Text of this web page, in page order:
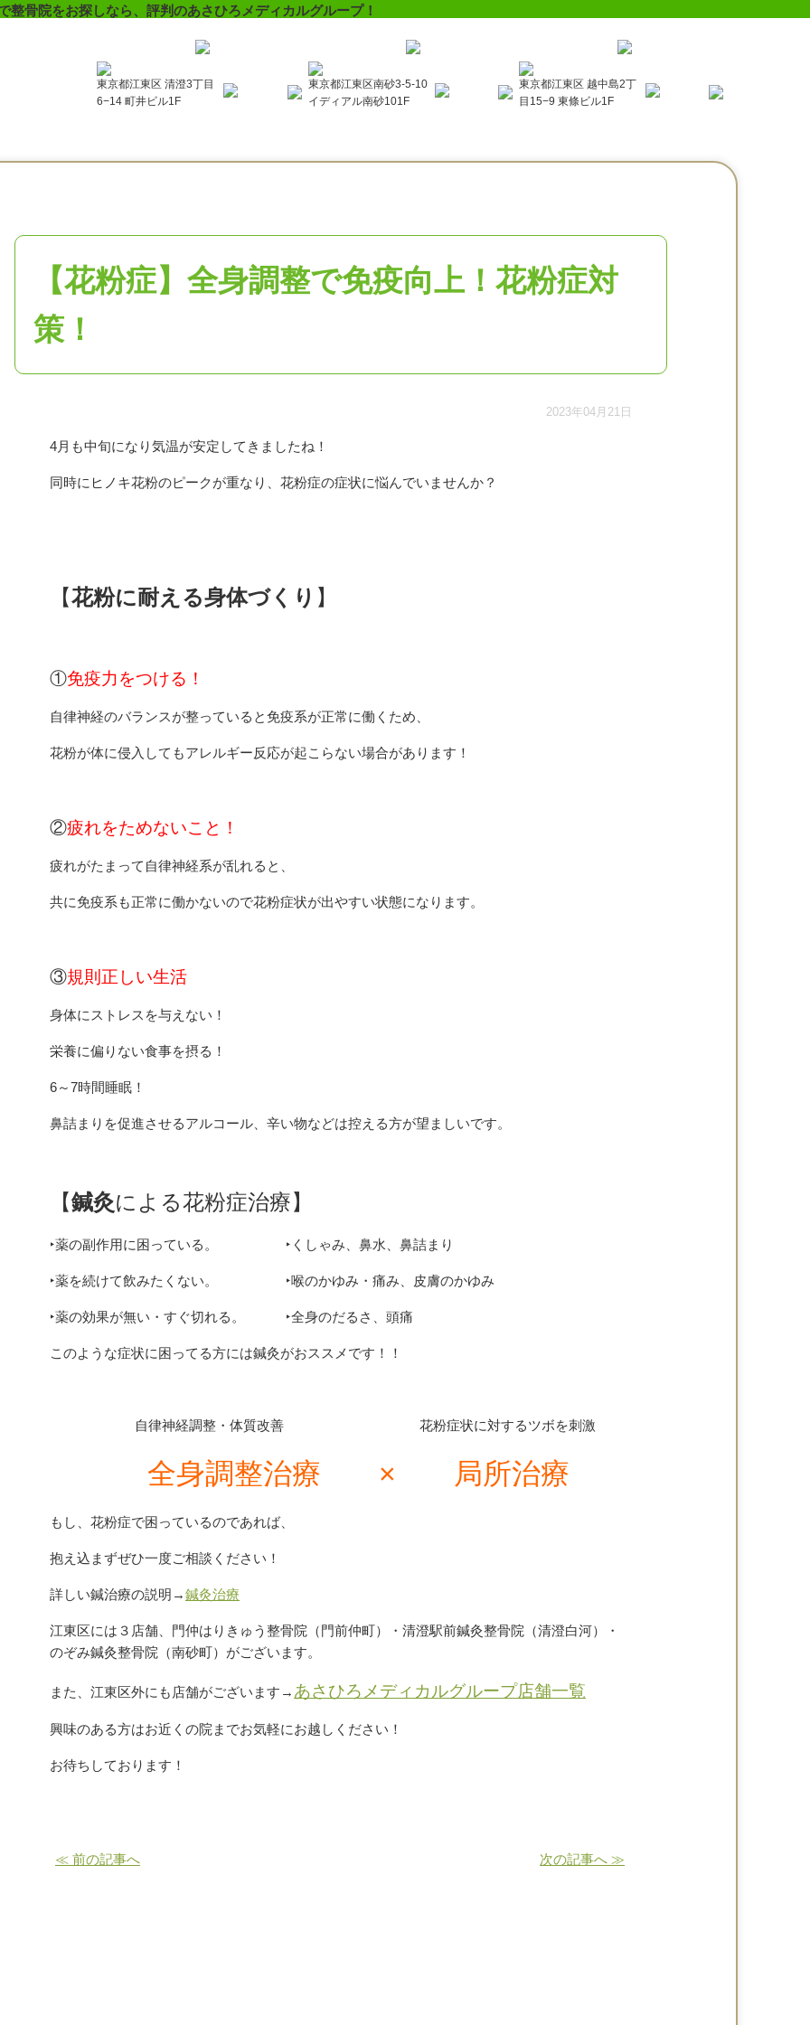
整骨院をお探しなら、評判のあさひろメディカルグループ！
東京都江東区 清澄3丁目
6−14 町井ビル1F
東京都江東区南砂3-5-10
イディアル南砂101F
東京都江東区 越中島2丁
目15−9 東條ビル1F
【花粉症】全身調整で免疫向上！花粉症対
策！
2023年04月21日
4月も中旬になり気温が安定してきましたね！
同時にヒノキ花粉のピークが重なり、花粉症の症状に悩んでいませんか？
【花粉に耐える身体づくり 】
①免疫力をつける！
自律神経のバランスが整っていると免疫系が正常に働くため、
花粉が体に侵入してもアレルギー反応が起こらない場合があります！
②疲れをためないこと！
疲れがたまって自律神経系が乱れると、
共に免疫系も正常に働かないので花粉症状が出やすい状態になります。
③規則正しい生活
身体にストレスを与えない！
栄養に偏りない食事を摂る！
6～7時間睡眠！
鼻詰まりを促進させるアルコール、辛い物などは控える方が望ましいです。
【鍼灸による花粉症治療】
‣薬の副作用に困っている。 ‣くしゃみ、鼻水、鼻詰まり
‣薬を続けて飲みたくない。 ‣喉のかゆみ・痛み、皮膚のかゆみ
‣薬の効果が無い・すぐ切れる。 ‣全身のだるさ、頭痛
このような症状に困ってる方には鍼灸がおススメです！！
自律神経調整・体質改善 花粉症状に対するツボを刺激
全身調整治療 × 局所治療
もし、花粉症で困っているのであれば、
抱え込まずぜひ一度ご相談ください！
詳しい鍼治療の説明→鍼灸治療
江東区には３店舗、門仲はりきゅう整骨院（門前仲町）・清澄駅前鍼灸整骨院（清澄白河）・
のぞみ鍼灸整骨院（南砂町）がございます。
また、江東区外にも店舗がございます→ あさひろメディカルグループ店舗一覧
興味のある方はお近くの院までお気軽にお越しください！
お待ちしております！
≪ 前の記事へ 次の記事へ ≫